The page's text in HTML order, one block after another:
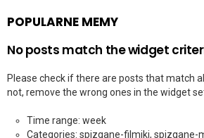
POPULARNE MEMY
No posts match the widget
Please check if there are posts that match
not, remove the wrong ones in the widget
Time range: week
Categories: spizgane-filmiki, spizgane-